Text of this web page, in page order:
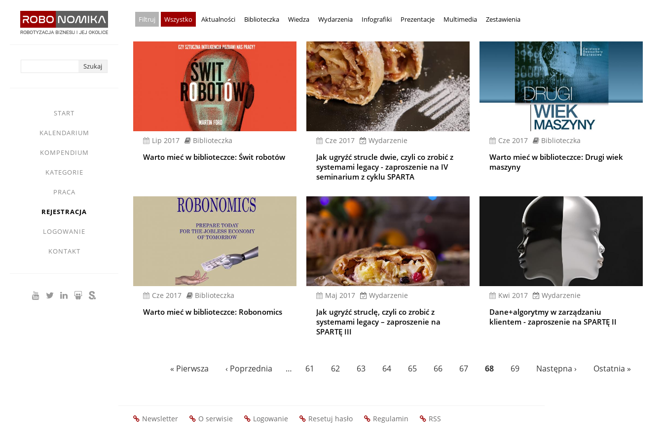
START
KALENDARIUM
KOMPENDIUM
KATEGORIE
PRACA
REJESTRACJA
LOGOWANIE
KONTAKT
Wszystko Aktualności Biblioteczka Wiedza Wydarzenia Infografiki Prezentacje Multimedia Zestawienia
lip 2017 Biblioteczka
Warto mieć w biblioteczce: Świt robotów
cze 2017 Wydarzenie
Jak ugryźć strucle dwie, czyli co zrobić z
systemami legacy - zaproszenie na IV
seminarium z cyklu SPARTA
cze 2017 Biblioteczka
Warto mieć w biblioteczce: Drugi wiek
maszyny
cze 2017 Biblioteczka
Warto mieć w biblioteczce: Robonomics
Maj 2017 Wydarzenie
Jak ugryźć struclę, czyli co zrobić z
systemami legacy – zaproszenie na
SPARTĘ III
kwi 2017 Wydarzenie
Dane+algorytmy w zarządzaniu
klientem - zaproszenie na SPARTĘ II
Pierwsza
« Pierwsza
Poprzednia
‹ Poprzednia … Page
61 Page
62 Page
63 Page
64 Page
65 Page
66 Page
67
Bieżąca
68 Page
69
Następna
Następna ›
Ostatnia
Ostatnia »
Newsletter O serwisie Logowanie Resetuj hasło Regulamin RSS